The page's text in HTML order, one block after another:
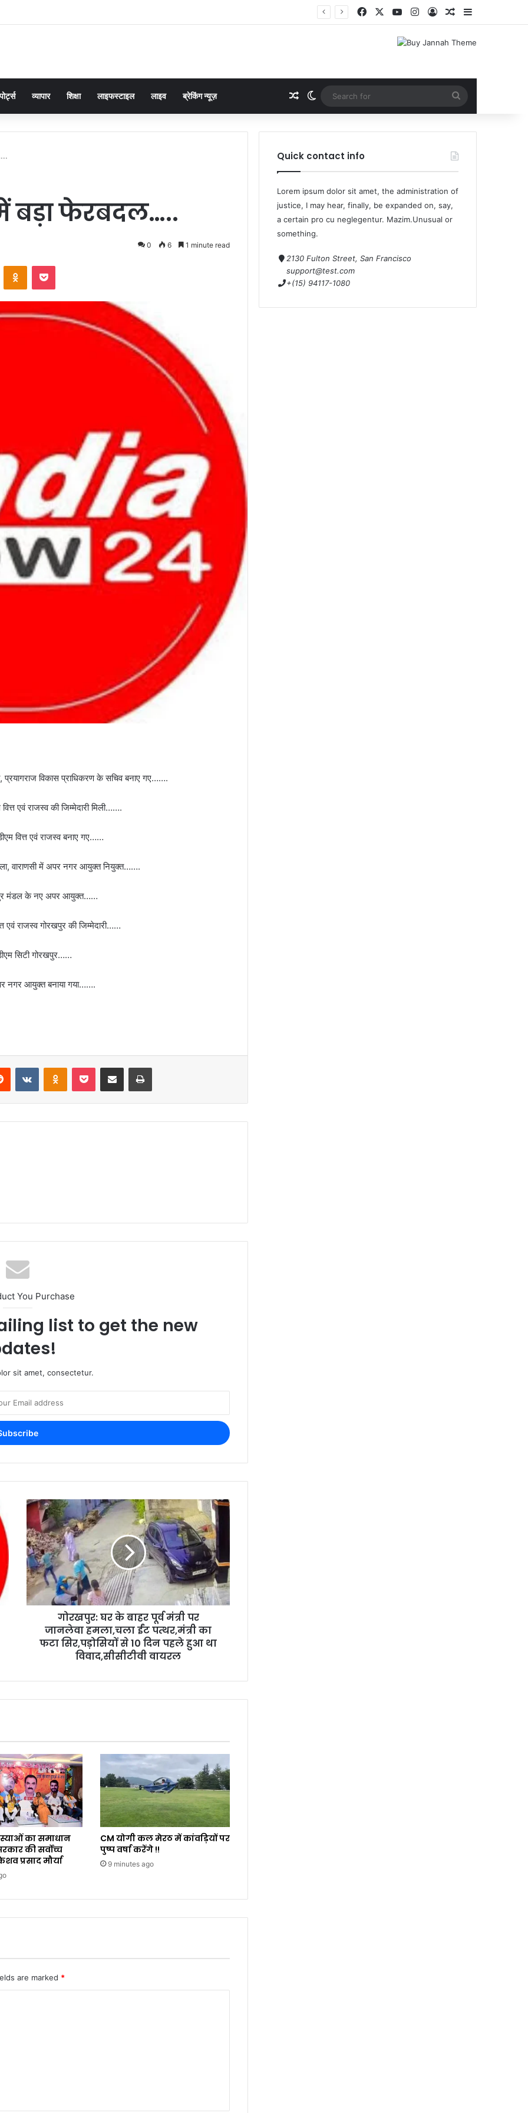
समाधान डबल इंजन सरकार की सर्वोच्च प्राथमिकता केशव प्रसाद मौर्या
व्यापार शिक्षा लाइफस्टाइल लाइव ब्रेकिंग न्यूज़
बड़ा फेरबदल…..
0 6 1 minute read
प्रयागराज विकास प्राधिकरण के सचिव बनाए गए…….
एवं राजस्व की जिम्मेदारी मिली…….
वित्त एवं राजस्व बनाए गए……
वाराणसी में अपर नगर आयुक्त नियुक्त…….
मंडल के नए अपर आयुक्त……
एवं राजस्व गोरखपुर की जिम्मेदारी……
सिटी गोरखपुर……
नगर आयुक्त बनाया गया…….
You Purchase
list to get the new
sit amet, consectetur.
गोरखपुर: घर के बाहर पूर्व मंत्री पर
जानलेवा हमला,चला ईंट पत्थर,मंत्री का
फटा सिर,पड़ोसियों से 10 दिन पहले हुआ था
विवाद,सीसीटीवी वायरल
का समाधान
की सर्वोच्च
प्रसाद मौर्या
CM योगी कल मेरठ में कांवड़ियों पर
पुष्प वर्षा करेंगे !!
9 minutes ago
are marked *
Quick contact info
Lorem ipsum dolor sit amet, the administration of
justice, I may hear, finally, be expanded on, say,
a certain pro cu neglegentur. Mazim.Unusual or
something.
2130 Fulton Street, San Francisco
support@test.com
+(15) 94117-1080